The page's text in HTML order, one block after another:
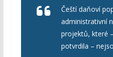
Čeští daňoví
administrativní
projektů, které
potvrdila –